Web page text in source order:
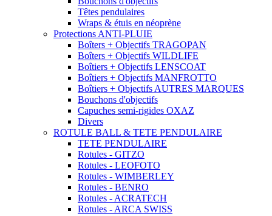
Têtes pendulaires
Wraps & étuis en néoprène
Protections ANTI-PLUIE
Boîters + Objectifs TRAGOPAN
Boîters + Objectifs WILDLIFE
Boîtiers + Objectifs LENSCOAT
Boîtiers + Objectifs MANFROTTO
Boîtiers + Objectifs AUTRES MARQUES
Bouchons d'objectifs
Capuches semi-rigides OXAZ
Divers
ROTULE BALL & TETE PENDULAIRE
TETE PENDULAIRE
Rotules - GITZO
Rotules - LEOFOTO
Rotules - WIMBERLEY
Rotules - BENRO
Rotules - ACRATECH
Rotules - ARCA SWISS